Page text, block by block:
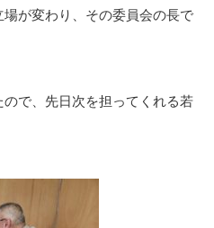
が変わり、その委員会の長で
で、先日次を担ってくれる若